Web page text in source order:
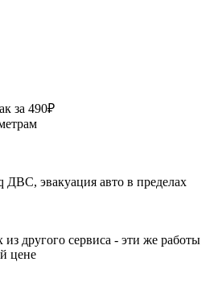
за 490₽
эвакуация авто в пределах
другого сервиса - эти же работы
цене